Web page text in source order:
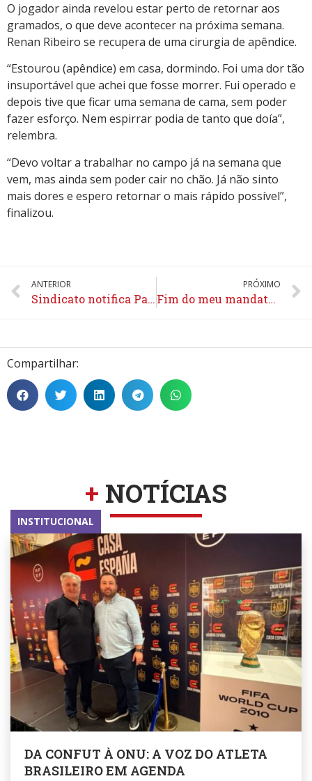
O jogador ainda revelou estar perto de retornar aos
gramados, o que deve acontecer na próxima semana.
Renan Ribeiro se recupera de uma cirurgia de apêndice.
“Estourou (apêndice) em casa, dormindo. Foi uma dor tão
insuportável que achei que fosse morrer. Fui operado e
depois tive que ficar uma semana de cama, sem poder
fazer esforço. Nem espirrar podia de tanto que doía”,
relembra.
“Devo voltar a trabalhar no campo já na semana que
vem, mas ainda sem poder cair no chão. Já não sinto
mais dores e espero retornar o mais rápido possível”,
finalizou.
ANTERIOR
Sindicato notifica Palmeiras, Ponte Preta e Portuguesa e se coloca à disposição dos jogadores
PRÓXIMO
Fim do meu mandato na FENAPAF: um ciclo de vitórias
Compartilhar:
+ NOTÍCIAS
INSTITUCIONAL
DA CONFUT À ONU: A VOZ DO ATLETA
BRASILEIRO EM AGENDA